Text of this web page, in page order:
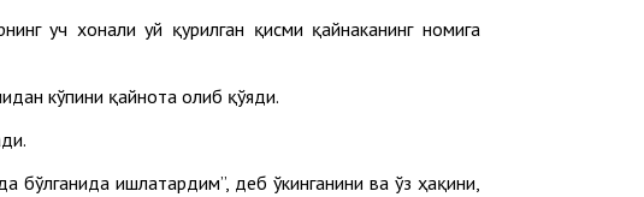
уч хонали уй қурилган қисми қайнаканинг номига
кўпини қайнота олиб қўяди.
ишлатардим”, деб ўкинганини ва ўз ҳақини,